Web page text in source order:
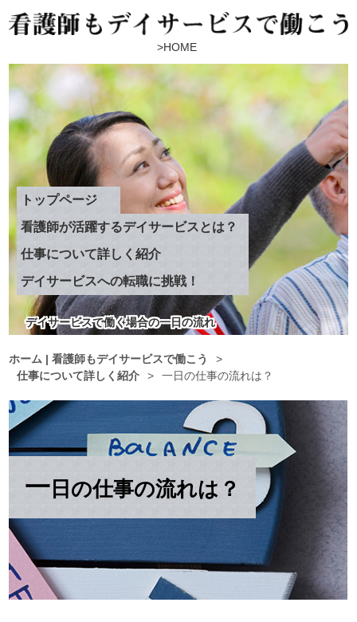
HOME
トップページ
看護師が活躍するデイサービスとは？
仕事について詳しく紹介
デイサービスへの転職に挑戦！
デイサービスで働く場合の一日の流れ
ホーム | 看護師もデイサービスで働こう
>
仕事について詳しく紹介
> 一日の仕事の流れは？
一 日の仕事の流れは？